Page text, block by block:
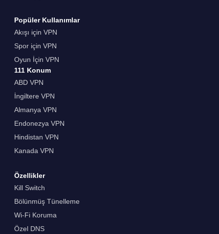
Popüler Kullanımlar
Akışı için VPN
Spor için VPN
Oyun İçin VPN
111 Konum
ABD VPN
İngiltere VPN
Almanya VPN
Endonezya VPN
Hindistan VPN
Kanada VPN
Özellikler
Kill Switch
Bölünmüş Tünelleme
Wi-Fi Koruma
Özel DNS